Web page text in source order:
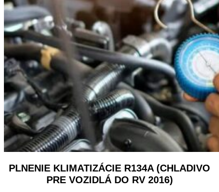
PLNENIE KLIMATIZÁCIE R134A (CHLADIVO
PRE VOZIDLÁ DO RV 2016)